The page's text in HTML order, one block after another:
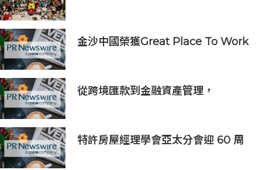
金沙中國榮獲Great Place To Work
從跨境匯款到金融資產管理，
特許房屋經理學會亞太分會迎 60 周